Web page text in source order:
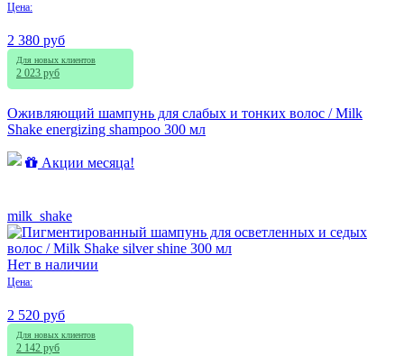
Цена:
2 380 руб
Для новых клиентов
2 023 руб
Оживляющий шампунь для слабых и тонких волос / Milk
Shake energizing shampoo 300 мл
Акции месяца!
milk_shake
Нет в наличии
Цена:
2 520 руб
Для новых клиентов
2 142 руб